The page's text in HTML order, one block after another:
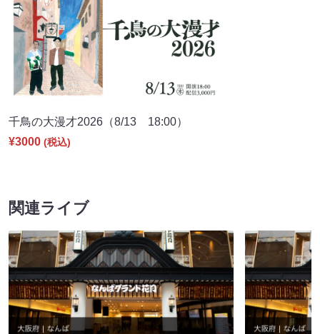
千鳥の大漫才2026（8/13 18:00）
¥3000 (税込)
関連ライブ